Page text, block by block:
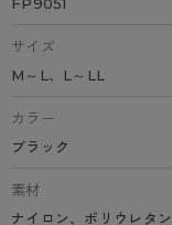
FP9051
サイズ
M～L、L～LL
カラー
ブラック
素材
ナイロン、ポリウレタン